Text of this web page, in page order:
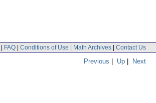
| FAQ | Conditions of Use | Math Archives | Contact Us
Previous | Up | Next